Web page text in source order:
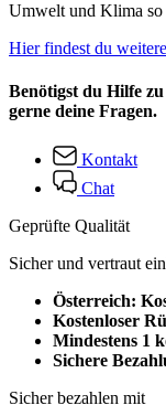
Umwelt und Klima so
Hier findest du
Benötigst du Hilfe
gerne deine Fragen.
Kontakt
Chat
Geprüfte Qualität
Sicher und vertraut
Österreich:
Kostenloser
Mindestens 1
Sichere
Sicher bezahlen mit